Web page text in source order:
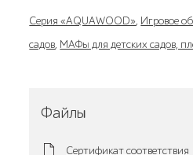
Серия «AQUAWOOD», Игровое
садов, МАФы для детских садов,
Файлы
Сертификат соответствия